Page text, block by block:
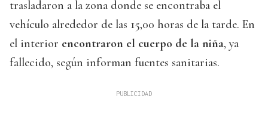
trasladaron a la zona donde se encontraba el
vehículo alrededor de las 15,00 horas de la tarde. En
el interior encontraron el cuerpo de la niña, ya
fallecido, según informan fuentes sanitarias.